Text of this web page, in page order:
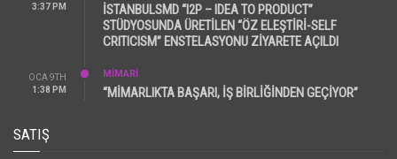
3:37 PM
İSTANBULSMD “I2P – IDEA TO PRODUCT”
STÜDYOSUNDA ÜRETİLEN “ÖZ ELEŞTİRİ-SELF
CRITICISM” ENSTELASYONU ZİYARETE AÇILDI
OCA 9TH
1:38 PM
MİMARİ
“MİMARLIKTA BAŞARI, İŞ BİRLİĞİNDEN GEÇİYOR”
SATIŞ